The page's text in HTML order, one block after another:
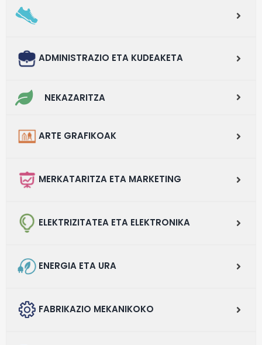
ADMINISTRAZIO ETA KUDEAKETA
NEKAZARITZA
ARTE GRAFIKOAK
MERKATARITZA ETA MARKETING
ELEKTRIZITATEA ETA ELEKTRONIKA
ENERGIA ETA URA
FABRIKAZIO MEKANIKOKO